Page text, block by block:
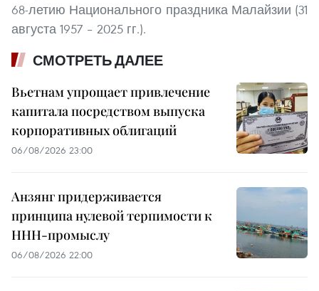
68-летию Национального праздника Малайзии (31
августа 1957 – 2025 гг.).
СМОТРЕТЬ ДАЛЕЕ
Вьетнам упрощает привлечение
капитала посредством выпуска
корпоративных облигаций
06/08/2026 23:00
Анзянг придерживается
принципа нулевой терпимости к
ННН-промыслу
06/08/2026 22:00